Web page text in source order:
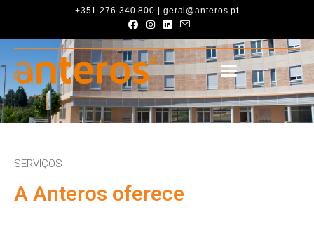
+351 276 340 800 | geral@anteros.pt
SERVIÇOS
A Anteros oferece